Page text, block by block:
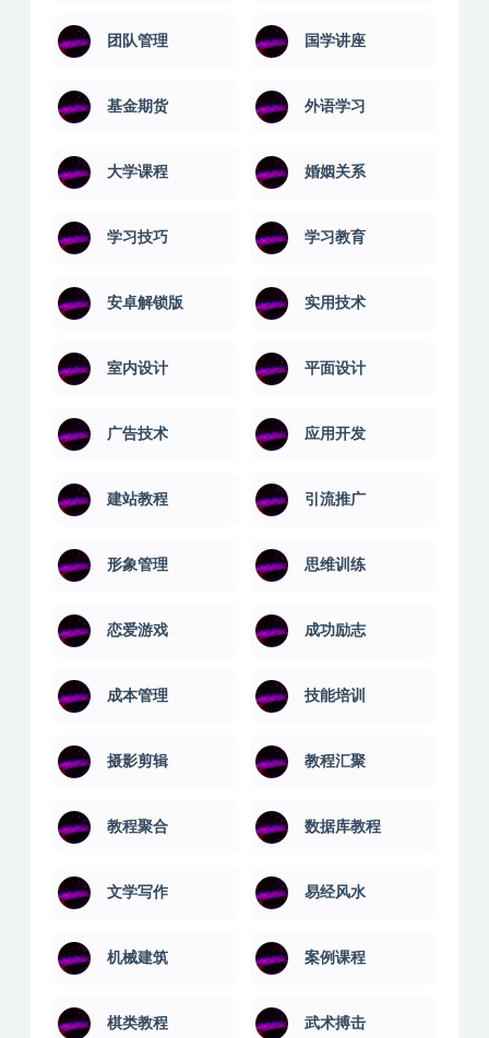
团队管理 国学讲座
基金期货 外语学习
大学课程 婚姻关系
学习技巧 学习教育
安卓解锁版 实用技术
室内设计 平面设计
广告技术 应用开发
建站教程 引流推广
形象管理 思维训练
恋爱游戏 成功励志
成本管理 技能培训
摄影剪辑 教程汇聚
教程聚合 数据库教程
文学写作 易经风水
机械建筑 案例课程
棋类教程 武术搏击